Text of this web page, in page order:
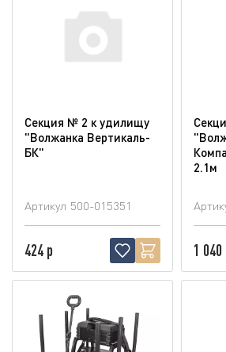
Секция № 2 к удилищу
"Волжанка Вертикаль-
БК"
Артикул 500-015351
424 р
2.1м
1 040